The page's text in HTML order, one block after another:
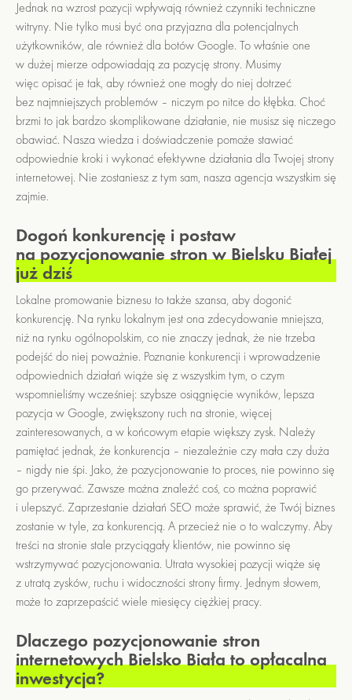
Jednak na wzrost pozycji wpływają również czynniki techniczne
witryny. Nie tylko musi być ona przyjazna dla potencjalnych
użytkowników, ale również dla botów Google. To właśnie one
w dużej mierze odpowiadają za pozycję strony. Musimy
więc opisać je tak, aby również one mogły do niej dotrzeć
bez najmniejszych problemów – niczym po nitce do kłębka. Choć
brzmi to jak bardzo skomplikowane działanie, nie musisz się niczego
obawiać. Nasza wiedza i doświadczenie pomoże stawiać
odpowiednie kroki i wykonać efektywne działania dla Twojej strony
internetowej. Nie zostaniesz z tym sam, nasza agencja wszystkim się
zajmie.
Dogoń konkurencję i postaw
na pozycjonowanie stron w Bielsku Białej
już dziś
Lokalne promowanie biznesu to także szansa, aby dogonić
konkurencję. Na rynku lokalnym jest ona zdecydowanie mniejsza,
niż na rynku ogólnopolskim, co nie znaczy jednak, że nie trzeba
podejść do niej poważnie. Poznanie konkurencji i wprowadzenie
odpowiednich działań wiąże się z wszystkim tym, o czym
wspomnieliśmy wcześniej: szybsze osiągnięcie wyników, lepsza
pozycja w Google, zwiększony ruch na stronie, więcej
zainteresowanych, a w końcowym etapie większy zysk. Należy
pamiętać jednak, że konkurencja – niezależnie czy mała czy duża
– nigdy nie śpi. Jako, że pozycjonowanie to proces, nie powinno się
go przerywać. Zawsze można znaleźć coś, co można poprawić
i ulepszyć. Zaprzestanie działań SEO może sprawić, że Twój biznes
zostanie w tyle, za konkurencją. A przecież nie o to walczymy. Aby
treści na stronie stale przyciągały klientów, nie powinno się
wstrzymywać pozycjonowania. Utrata wysokiej pozycji wiąże się
z utratą zysków, ruchu i widoczności strony firmy. Jednym słowem,
może to zaprzepaścić wiele miesięcy ciężkiej pracy.
Dlaczego pozycjonowanie stron
internetowych Bielsko Biała to opłacalna
inwestycja?